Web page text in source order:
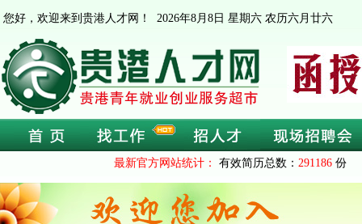
您好，欢迎来到贵港人才网！ 2026年8月8日 星期六 农历六月廿六
最新官方网站统计： 有效简历总数： 291186 份